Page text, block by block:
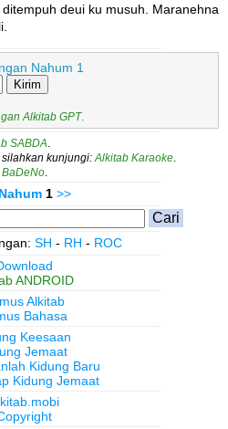
deui ku musuh. Maranehna
Nahum 1
Kirim
Alkitab GPT
SABDA
kunjungi: Alkitab Karaoke
BaDeNo
Nahum 1 >>
SH - RH - ROC
ANDROID
Alkitab
Bahasa
Keesaan
Jemaat
Kidung Baru
Kidung Jemaat